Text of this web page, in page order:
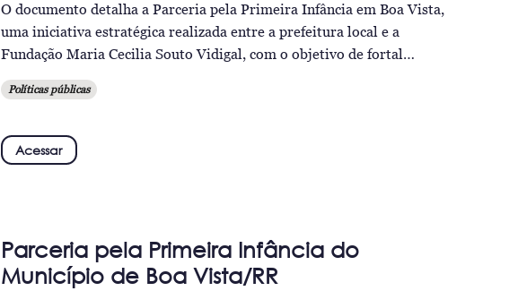
O documento detalha a Parceria pela Primeira Infância em Boa Vista,
uma iniciativa estratégica realizada entre a prefeitura local e a
Fundação Maria Cecilia Souto Vidigal, com o objetivo de fortal…
Políticas públicas
Acessar
Parceria pela Primeira Infância do
Município de Boa Vista/RR